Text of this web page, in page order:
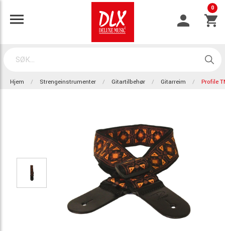
0
Hjem Strengeinstrumenter Gitartilbehør Gitarreim Profile